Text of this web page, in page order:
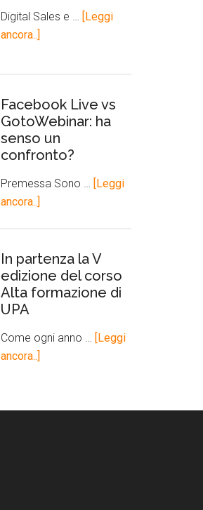
Digital Sales e …
[Leggi
ancora..]
Facebook Live vs
GotoWebinar: ha
senso un
confronto?
Premessa Sono …
[Leggi
ancora..]
In partenza la V
edizione del corso
Alta formazione di
UPA
Come ogni anno …
[Leggi
ancora..]